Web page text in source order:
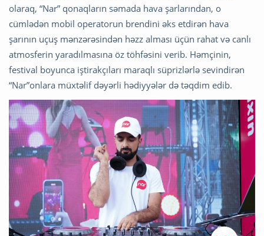
olaraq, “Nar” qonaqların səmada hava şarlarından, o
cümlədən mobil operatorun brendini əks etdirən hava
şarının uçuş mənzərəsindən həzz alması üçün rahat və canlı
atmosferin yaradılmasına öz töhfəsini verib. Həmçinin,
festival boyunca iştirakçıları maraqlı süprizlərlə sevindirən
“Nar”onlara müxtəlif dəyərli hədiyyələr də təqdim edib.